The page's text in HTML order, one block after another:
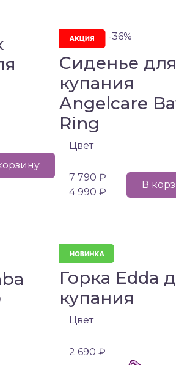
-36%
Сиденье для
купания
Angelcare
Ring
Цвет
7 790 ₽
4 990 ₽
В
Горка Edda
купания
Цвет
2 690 ₽